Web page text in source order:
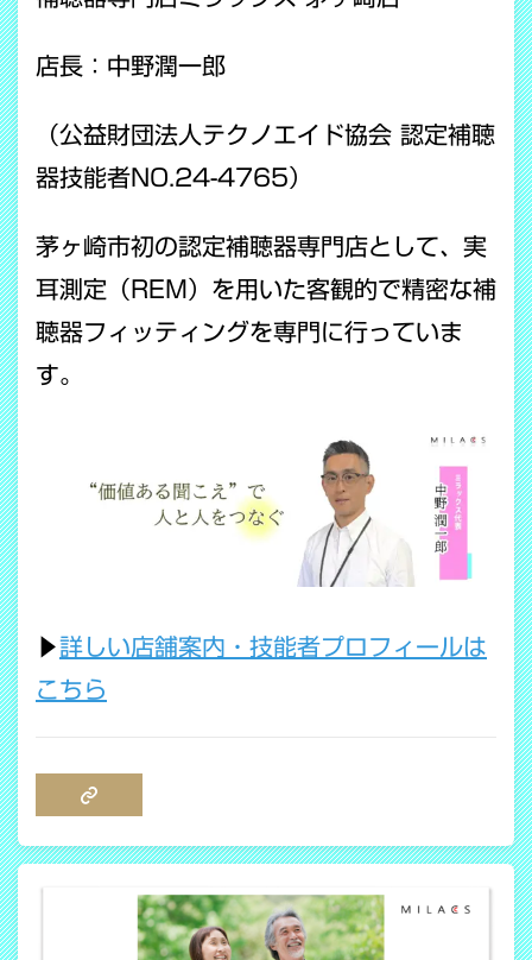
店長：中野潤一郎
（公益財団法人テクノエイド協会 認定補聴
器技能者NO.24-4765）
茅ヶ崎市初の認定補聴器専門店として、実
耳測定（REM）を用いた客観的で精密な補
聴器フィッティングを専門に行っていま
す。
▶詳しい店舗案内・技能者プロフィールは
こちら